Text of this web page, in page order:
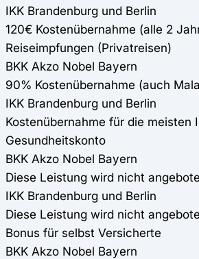
IKK Brandenburg und Berlin
120€ Kostenübernahme (alle 2
Reiseimpfungen (Privatreisen)
BKK Akzo Nobel Bayern
90% Kostenübernahme (auch
IKK Brandenburg und Berlin
Kostenübernahme für die meisten
Gesundheitskonto
BKK Akzo Nobel Bayern
Diese Leistung wird nicht
IKK Brandenburg und Berlin
Diese Leistung wird nicht
Bonus für selbst Versicherte
BKK Akzo Nobel Bayern